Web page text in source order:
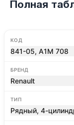
Полная
КОД
841-05, A1M 708
БРЕНД
Renault
ТИП
Рядный, 4-